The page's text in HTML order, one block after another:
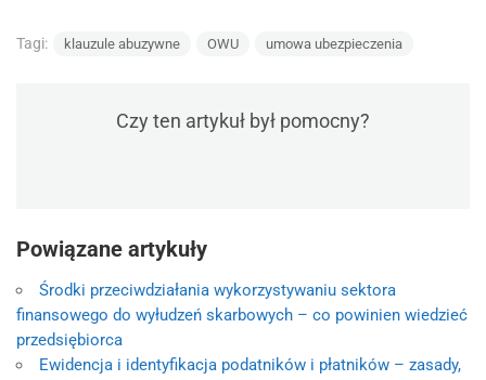
Tagi: klauzule abuzywne OWU umowa ubezpieczenia
Czy ten artykuł był pomocny?
Powiązane artykuły
Środki przeciwdziałania wykorzystywaniu sektora
finansowego do wyłudzeń skarbowych – co powinien wiedzieć
przedsiębiorca
Ewidencja i identyfikacja podatników i płatników – zasady,